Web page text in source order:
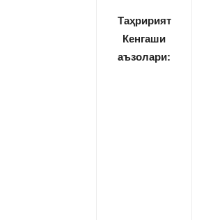
Таҳририят
Кенгаши
аъзолари: